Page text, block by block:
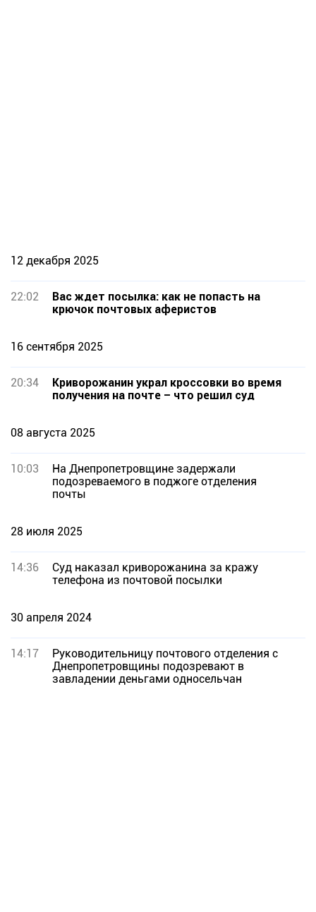
12 декабря 2025
22:02
Вас ждет посылка: как не попасть на
крючок почтовых аферистов
16 сентября 2025
20:34
Криворожанин украл кроссовки во время
получения на почте – что решил суд
08 августа 2025
10:03
На Днепропетровщине задержали
подозреваемого в поджоге отделения
почты
28 июля 2025
14:36
Суд наказал криворожанина за кражу
телефона из почтовой посылки
30 апреля 2024
14:17
Руководительницу почтового отделения с
Днепропетровщины подозревают в
завладении деньгами односельчан